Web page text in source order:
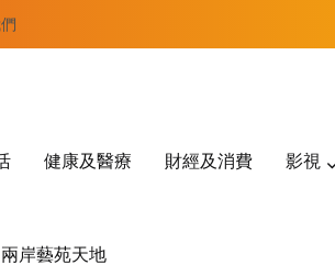
健康及醫療 財經及消費 影視
兩岸藝苑天地